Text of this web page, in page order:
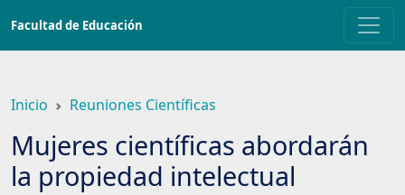
contenido
Facultad de Educación
Inicio Reuniones Científicas
Mujeres científicas abordarán
la propiedad intelectual